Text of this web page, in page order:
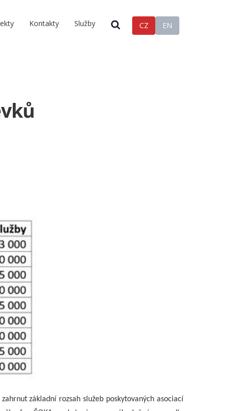
Kontakty Služby CZ EN
základní rozsah služeb poskytovaných asociací